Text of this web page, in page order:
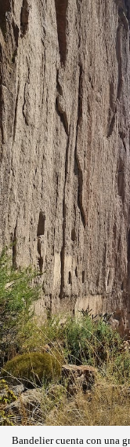
Bandelier cuenta con una